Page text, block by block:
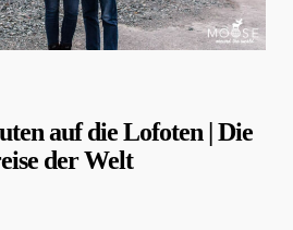
auf die Lofoten | Die
der Welt